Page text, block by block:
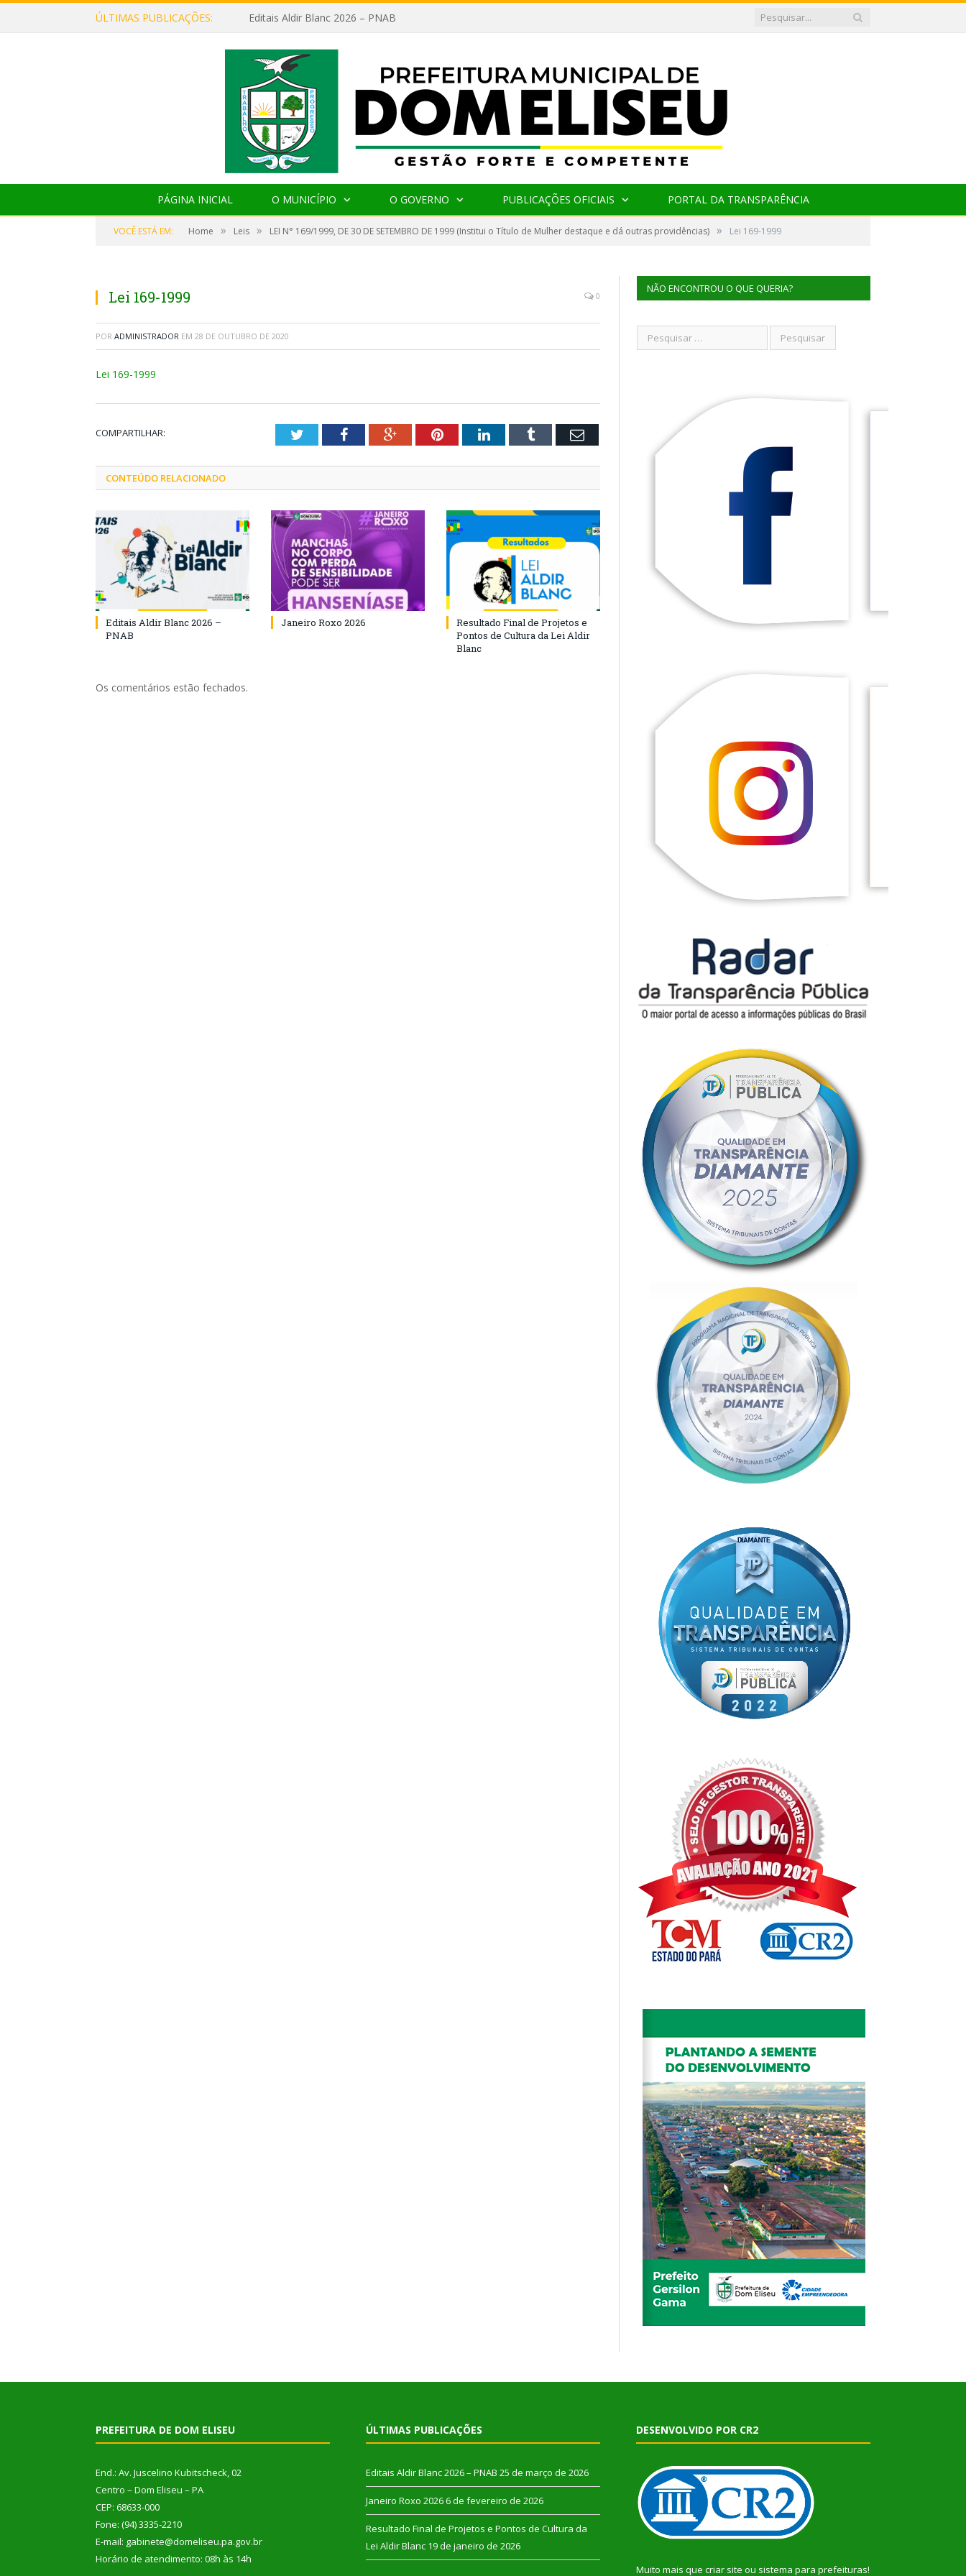
ÚLTIMAS PUBLICAÇÕES: Editais Aldir Blanc 2026 – PNAB
PÁGINA INICIAL O MUNICÍPIO O GOVERNO PUBLICAÇÕES OFICIAIS PORTAL DA TRANSPARÊNCIA
VOCÊ ESTÁ EM: Home » Leis » LEI N° 169/1999, DE 30 DE SETEMBRO DE 1999 (Institui o Título de Mulher destaque e dá outras providências) » Lei 169-1999
Lei 169-1999 0
POR ADMINISTRADOR EM 28 DE OUTUBRO DE 2020
Lei 169-1999
COMPARTILHAR: TwitterFacebookGoogle+PinterestLinkedInTumblr Email
CONTEÚDO RELACIONADO
Editais Aldir Blanc 2026 –
PNAB
Janeiro Roxo 2026
Resultado Final de Projetos e
Pontos de Cultura da Lei Aldir
Blanc
Os comentários estão fechados.
NÃO ENCONTROU O QUE QUERIA?
PREFEITURA DE DOM ELISEU
End.: Av. Juscelino Kubitscheck, 02
Centro – Dom Eliseu – PA
CEP: 68633-000
Fone: (94) 3335-2210
E-mail: gabinete@domeliseu.pa.gov.br
Horário de atendimento: 08h às 14h
ÚLTIMAS PUBLICAÇÕES
Editais Aldir Blanc 2026 – PNAB 25 de março de 2026
Janeiro Roxo 2026 6 de fevereiro de 2026
Resultado Final de Projetos e Pontos de Cultura da
Lei Aldir Blanc 19 de janeiro de 2026
DESENVOLVIDO POR CR2
Muito mais que criar site ou sistema para prefeituras!